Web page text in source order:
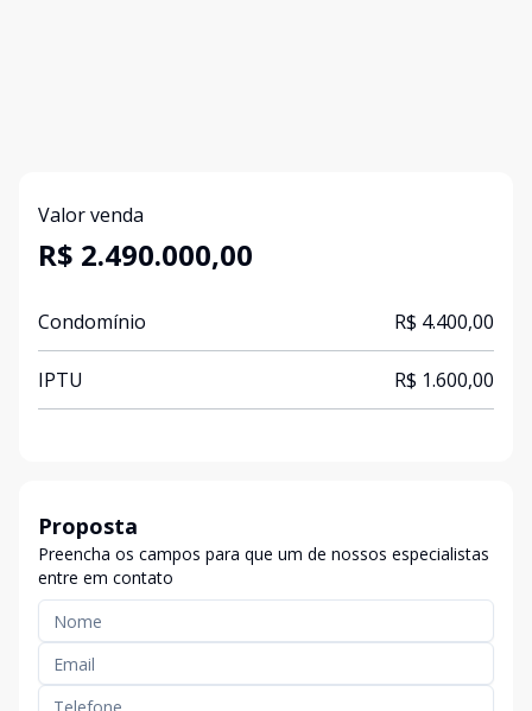
Valor venda
R$ 2.490.000,00
Condomínio R$ 4.400,00
IPTU R$ 1.600,00
Proposta
Preencha os campos para que um de nossos especialistas
entre em contato